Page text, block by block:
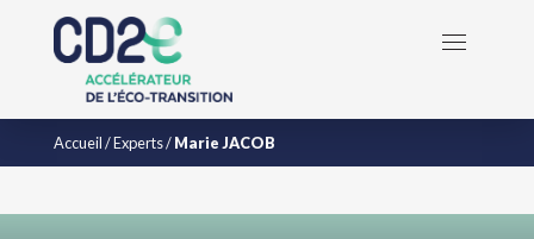
Accueil/Experts/Marie JACOB